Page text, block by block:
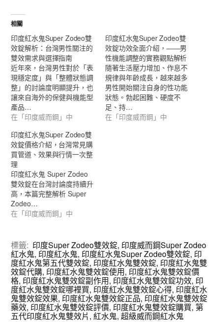
相關
印度紅水鬼Super Zodeo雙
效錠解析：台灣男性關注的
雙效需求與選擇指南
近年來，台灣男性對於「表
現穩定度」與「整體狀態調
整」的討論度明顯提升，也
讓來自海外的保健與機能型
產品…
在「印度威而鋼」中
印度紅水鬼Super Zodeo雙
效錠功效全面介紹，——男
性機能調整的實務觀點解析
隨著生活壓力增加、作息不
規律與年齡成長，越來越多
男性開始關注自身的性功能
狀態。勃起困難、硬度不
足、持…
在「印度威而鋼」中
印度紅水鬼Super Zodeo雙
效錠價格介紹，台灣常見購
買管道、效果與行情一次整
理
印度紅水鬼 Super Zodeo
雙效錠在台灣討論度持續升
高，本篇完整解析 Super
Zodeo…
在「印度威而鋼」中
標籤: 印度Super Zodeo雙效錠, 印度威而鋼Super Zodeo
紅水鬼, 印度紅水鬼, 印度紅水鬼Super Zodeo雙效錠, 印
度紅水鬼第五代雙效錠, 印度紅水鬼雙效錠, 印度紅水鬼雙
效錠代購, 印度紅水鬼雙效錠使用, 印度紅水鬼雙效錠價
格, 印度紅水鬼雙效錠副作用, 印度紅水鬼雙效錠功效, 印
度紅水鬼雙效錠哪裡買, 印度紅水鬼雙效錠心得, 印度紅水
鬼雙效錠效果, 印度紅水鬼雙效錠正品, 印度紅水鬼雙效錠
藥效, 印度紅水鬼雙效錠評價, 印度紅水鬼雙效錠購買,第
五代印度紅水鬼雙效片,紅水鬼,超級威而鋼紅水鬼